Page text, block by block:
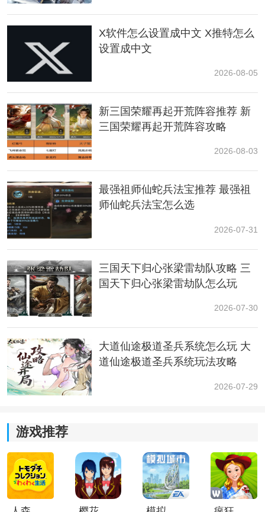
2.坚果保龄球
收集15颗星星以兑换该奖励。
韧性：4000。
花费：375。
冷却速度：1500。
3.进化豆
收集30颗星量以兑换该奖励。
冷却速度：8000。
X软件怎么设置成中文 X推特怎么
设置成中文
2026-08-05
新三国荣耀再起开荒阵容推荐 新
三国荣耀再起开荒阵容攻略
2026-08-03
最强祖师仙蛇兵法宝推荐 最强祖
师仙蛇兵法宝怎么选
2026-07-31
三国天下归心张梁雷劫队攻略 三
国天下归心张梁雷劫队怎么玩
2026-07-30
大道仙途极道圣兵系统怎么玩 大
道仙途极道圣兵系统玩法攻略
2026-07-29
游戏推荐